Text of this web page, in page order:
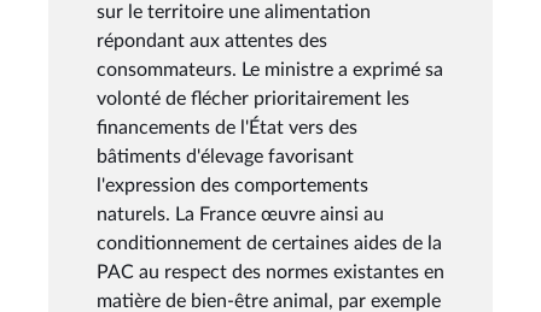
sur le territoire une alimentation
répondant aux attentes des
consommateurs. Le ministre a exprimé sa
volonté de flécher prioritairement les
financements de l'État vers des
bâtiments d'élevage favorisant
l'expression des comportements
naturels. La France œuvre ainsi au
conditionnement de certaines aides de la
PAC au respect des normes existantes en
matière de bien-être animal, par exemple